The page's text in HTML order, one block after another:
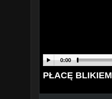
0:00
PŁACĘ BLIKIEM